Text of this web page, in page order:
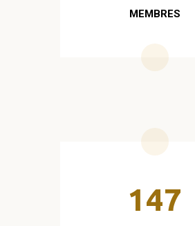
MEMBRES
147